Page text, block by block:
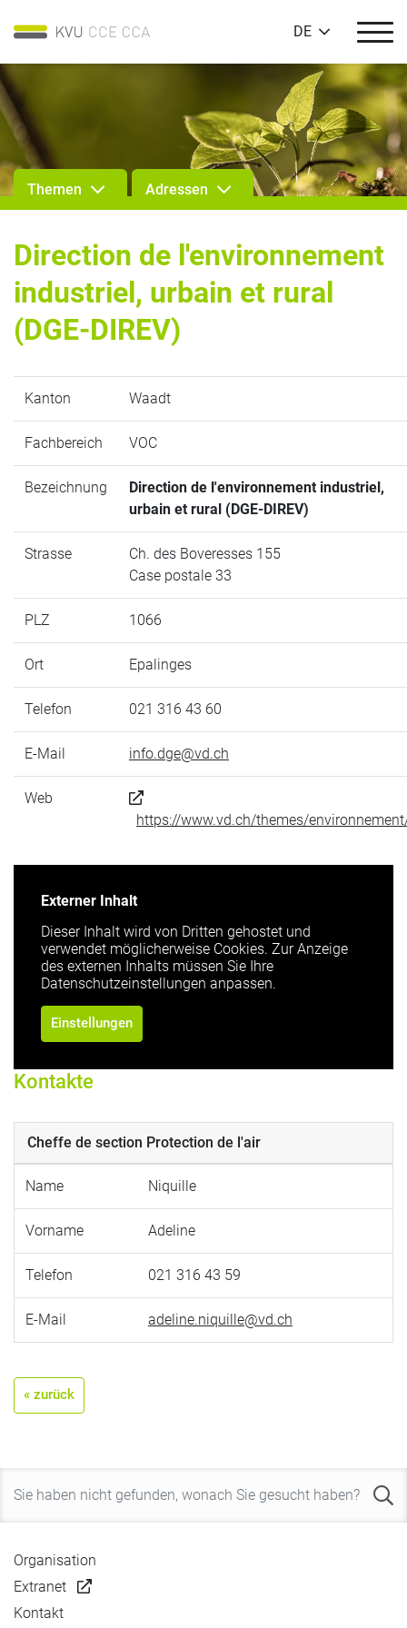
DE
Themen Adressen
Direction de l'environnement
industriel, urbain et rural
(DGE-DIREV)
Kanton Waadt
Fachbereich VOC
Bezeichnung
Direction de l'environnement industriel,
urbain et rural (DGE-DIREV)
Strasse
Ch. des Boveresses 155
Case postale 33
PLZ 1066
Ort Epalinges
Telefon 021 316 43 60
E-Mail info.dge@vd.ch
Web
https://www.vd.ch/themes/
Externer Inhalt
Dieser Inhalt wird von Dritten gehostet und
verwendet möglicherweise Cookies. Zur Anzeige
des externen Inhalts müssen Sie Ihre
Datenschutzeinstellungen anpassen.
Einstellungen
Kontakte
Cheffe de section Protection de l'air
Name Niquille
Vorname Adeline
Telefon 021 316 43 59
E-Mail adeline.niquille@vd.ch
« zurück
Organisation
Extranet
Kontakt